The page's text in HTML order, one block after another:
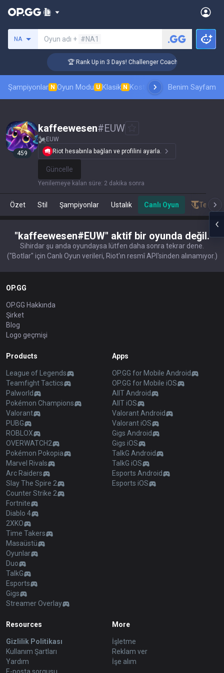
NA Oyun adı + #NA1
🏆 Rank Up in 3 Days! Challenger Coaching
Şampiyonlar N Oyun Modu U Klasik N Kostüm sıralamasıBenim Sayfam
459
kaffeewesen#EUW
EUW
Riot hesabınla bağlan ve profilini ayarla.
Güncelle
Yenilemeye kalan süre: 2 dakika sonra
Özet Stil Şampiyonlar Ustalık Canlı Oyun
"kaffeewesen#EUW" aktif bir oyunda değil.
Sihirdar şu anda oyundaysa lütfen daha sonra tekrar dene.
("Botlar" için Canlı Oyun verileri, Riot'ın resmî API'sinden alınamıyor.)
OP.GG
OP.GG Hakkında
Şirket
Blog
Logo geçmişi
Products
League of Legends
Teamfight Tactics
Palworld
Pokémon Champions
Valorant
PUBG
ROBLOX
OVERWATCH2
Pokémon Pokopia
Marvel Rivals
Arc Raiders
Slay The Spire 2
Counter Strike 2
Fortnite
Diablo 4
2XKO
Time Takers
Masaüstü
Oyunlar
Duo
TalkG
Esports
Gigs
Streamer Overlay
Apps
OP.GG for Mobile Android
OP.GG for Mobile iOS
AllT Android
AllT iOS
Valorant Android
Valorant iOS
Gigs Android
Gigs iOS
TalkG Android
TalkG iOS
Esports Android
Esports iOS
Resources
Gizlilik Politikası
Kullanım Şartları
Yardım
More
İşletme
Reklam ver
İşe alım